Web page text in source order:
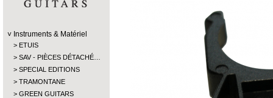
Instruments & Matériel
ETUIS
SAV - PIÈCES DÉTACHÉ…
SPECIAL EDITIONS
TRAMONTANE
GREEN GUITARS